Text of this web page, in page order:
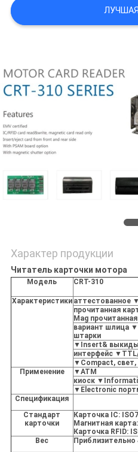
КАРТА
PRIVACY
POLICY
Характер продукции
Читатель карточки мотора
Модель CRT-310
Характеристики аттестованное
прочитанная
Mag
вариант шлица
штарки
▼Insert&
интерфейс
▼Compact,
Применение
▼ATM
киоск
▼Electronic
Спецификация
Стандарт
карточки
Карточка IC:
Магнитная
Карточка RFID:
Вес
Приблизительно